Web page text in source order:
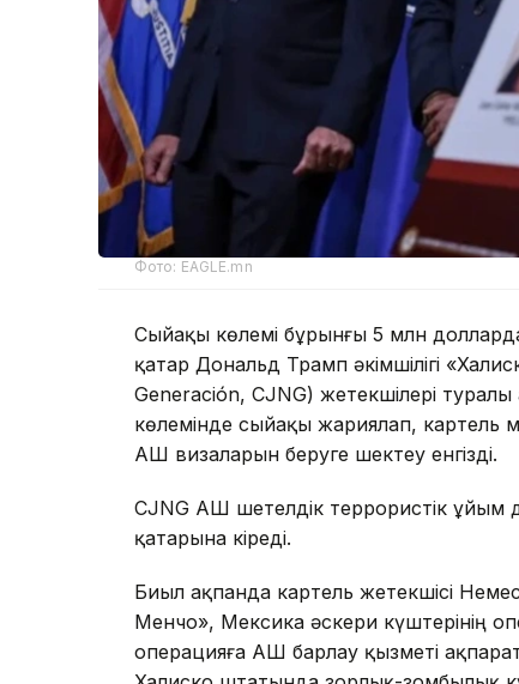
Фото: EAGLE.mn
Сыйақы көлемі бұрынғы 5 млн
қатар Дональд Трамп әкімшілігі
Generación, CJNG) жетекшілері
көлемінде сыйақы жариялап, картель
АҚШ визаларын беруге шектеу енгізді.
CJNG АҚШ шетелдік террористік ұйым
қатарына кіреді.
Биыл ақпанда картель жетекшісі
Менчо», Мексика әскери күштерінің
операцияға АҚШ барлау қызметі